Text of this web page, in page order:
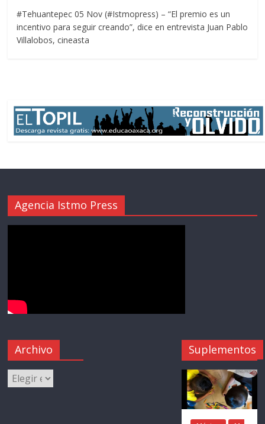
#Tehuantepec 05 Nov (#Istmopress) – “El premio es un
incentivo para seguir creando”, dice en entrevista Juan Pablo
Villalobos, cineasta
Agencia Istmo Press
Archivo Suplementos